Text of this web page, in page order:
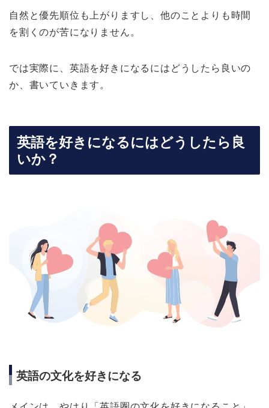
自然と優先順位も上がりますし、他のことよりも時間
を割くのが苦になりません。
では実際に、英語を好きになるにはどうしたら良いの
か、書いていきます。
英語を好きになるにはどうしたら良
いか？
英語の文化を好きになる